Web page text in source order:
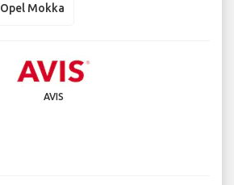
Opel Mokka
AVIS